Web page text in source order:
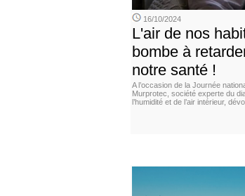
16/10/2024
L'air de nos
bombe à
notre santé !
A l’occasion de la Journée
Murprotec, société experte du
l’humidité et de l’air intérieur,